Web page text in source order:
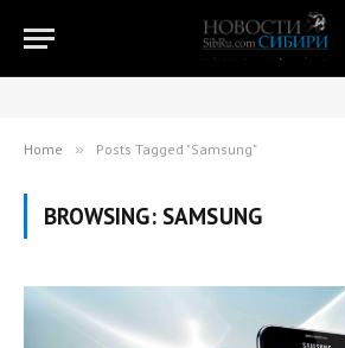
Home » Posts Tagged "Samsung"
BROWSING: SAMSUNG